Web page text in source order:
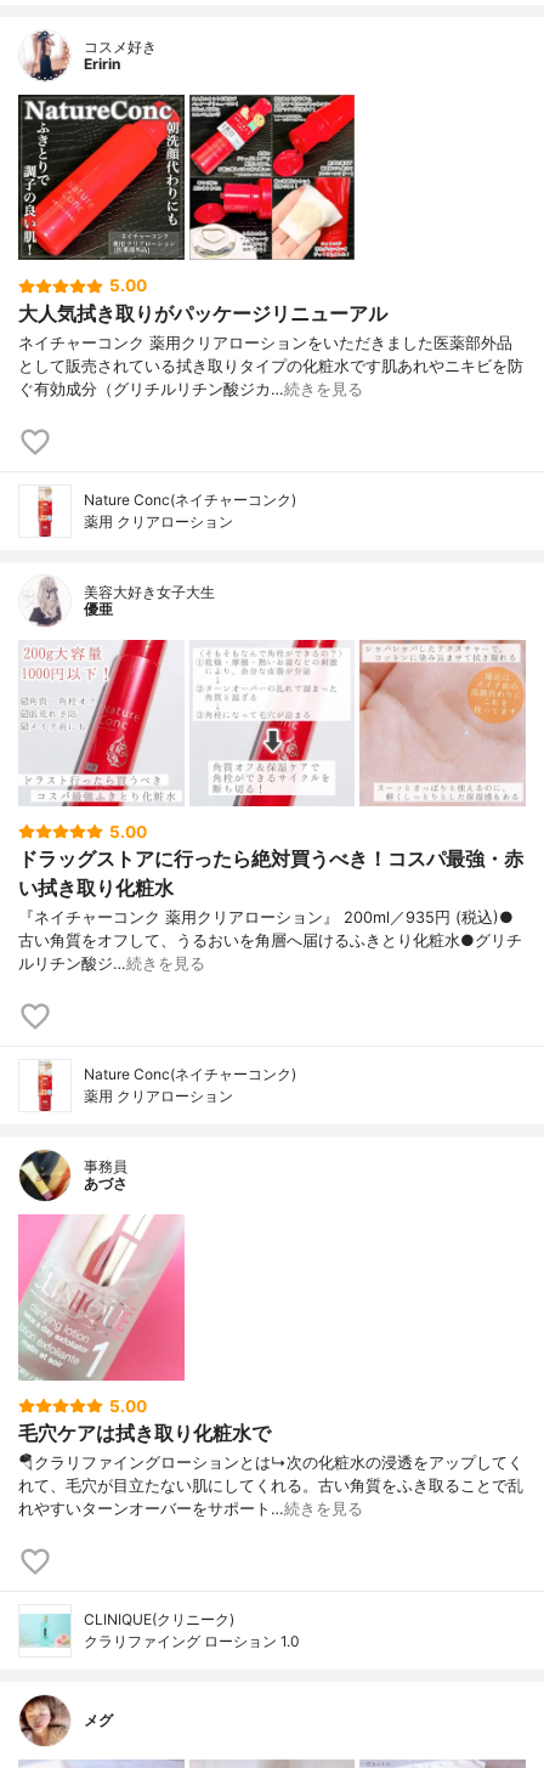
コスメ好き
Eririn
5.00
大人気拭き取りがパッケージリニューアル
ネイチャーコンク 薬用クリアローションをいただきました医薬部外品
として販売されている拭き取りタイプの化粧水です肌あれやニキビを防
ぐ有効成分（グリチルリチン酸ジカ…続きを見る
Nature Conc(ネイチャーコンク)
薬用 クリアローション
美容大好き女子大生
優亜
5.00
ドラッグストアに行ったら絶対買うべき！コスパ最強・赤
い拭き取り化粧水
『ネイチャーコンク 薬用クリアローション』 200ml／935円 (税込)●
古い角質をオフして、うるおいを角層へ届けるふきとり化粧水●グリチ
ルリチン酸ジ…続きを見る
Nature Conc(ネイチャーコンク)
薬用 クリアローション
事務員
あづさ
5.00
毛穴ケアは拭き取り化粧水で
🪂クラリファイングローションとは↳次の化粧水の浸透をアップしてく
れて、毛穴が目立たない肌にしてくれる。古い角質をふき取ることで乱
れやすいターンオーバーをサポート…続きを見る
CLINIQUE(クリニーク)
クラリファイング ローション 1.0
メグ